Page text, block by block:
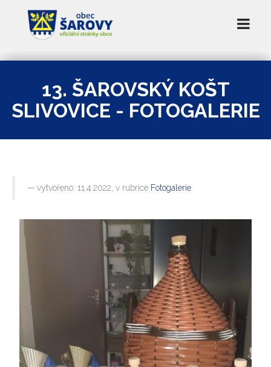
13. ŠAROVSKÝ KOŠT
SLIVOVICE - FOTOGALERIE
vytvořeno: 11.4.2022, v rubrice Fotogalerie